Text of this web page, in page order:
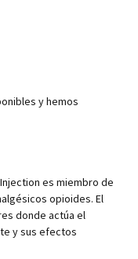
y hemos
es miembro de
opioides. El
donde actúa el
y sus efectos